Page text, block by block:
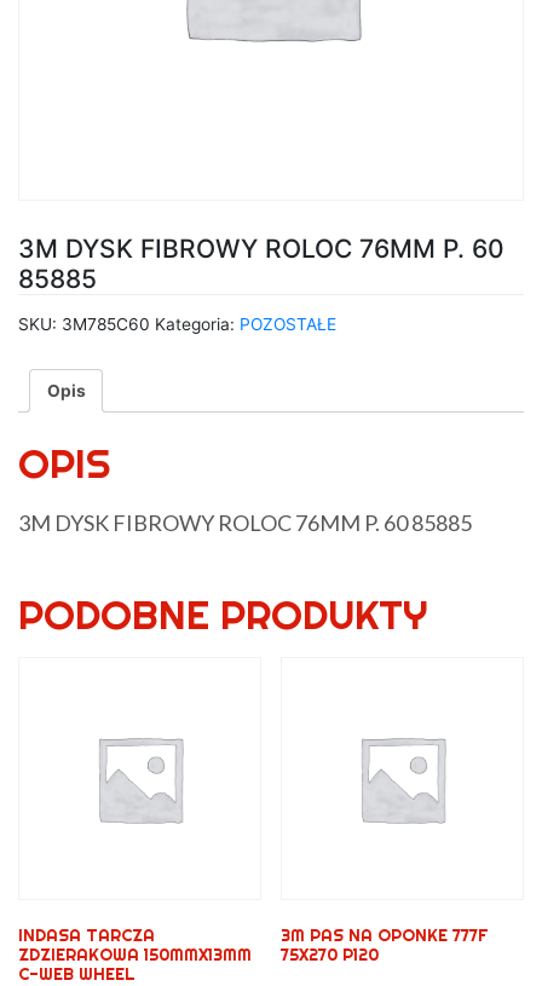
3M DYSK FIBROWY ROLOC 76MM P. 60
85885
SKU: 3M785C60 Kategoria: POZOSTAŁE
Opis
OPIS
3M DYSK FIBROWY ROLOC 76MM P. 60 85885
PODOBNE PRODUKTY
INDASA TARCZA
ZDZIERAKOWA 150MMX13MM
C-WEB WHEEL
3M PAS NA OPONKE 777F
75X270 P120